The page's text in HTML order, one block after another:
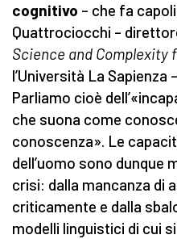
cognitivo – che fa
Quattrociocchi –
Science and Complexity
l’Università La Sapienza –
Parliamo cioè
che suona come
conoscenza». Le
dell’uomo sono dunque
crisi: dalla mancanza di
criticamente e dalla
modelli linguistici di cui si